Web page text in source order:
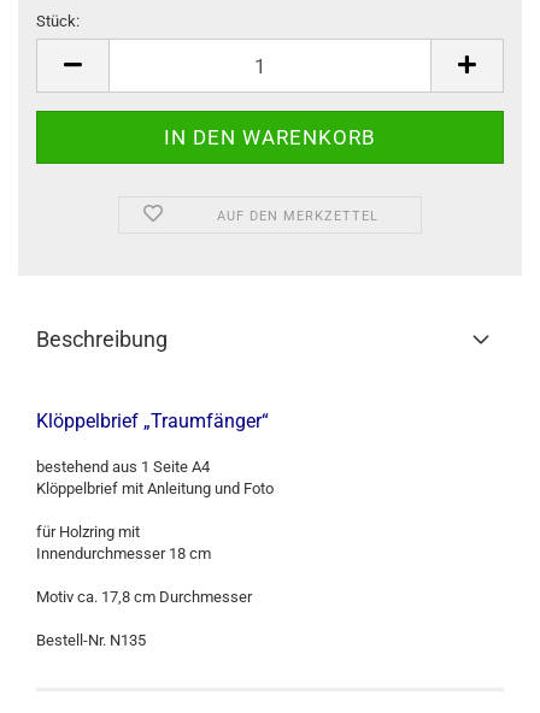
Stück:
AUF DEN MERKZETTEL
Beschreibung
Klöppelbrief „Traumfänger“
bestehend aus 1 Seite A4
Klöppelbrief mit Anleitung und Foto
für Holzring mit
Innendurchmesser 18 cm
Motiv ca. 17,8 cm Durchmesser
Bestell-Nr. N135